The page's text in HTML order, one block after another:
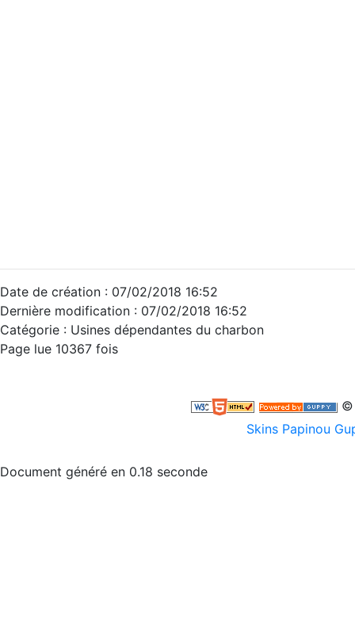
Date de création : 07/02/2018 16:52
Dernière modification : 07/02/2018 16:52
Catégorie : Usines dépendantes du charbon
Page lue 10367 fois
©
Skins Papinou
Document généré en 0.18 seconde